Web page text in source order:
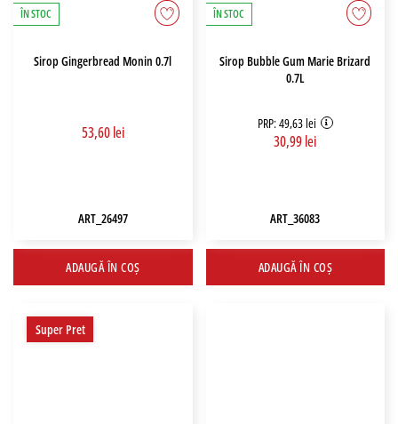
ÎN STOC
Sirop Gingerbread Monin 0.7l
53,60 lei
ART_26497
ADAUGĂ ÎN COȘ
ÎN STOC
Sirop Bubble Gum Marie Brizard
0.7L
PRP: 49,63 lei
30,99 lei
ART_36083
ADAUGĂ ÎN COȘ
Super Pret